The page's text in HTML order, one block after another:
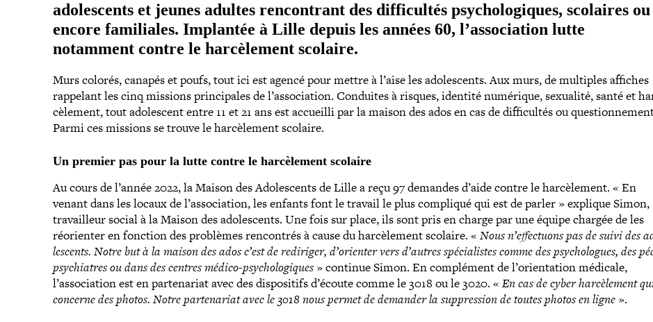
ado­les­cents et jeunes adultes ren­con­trant des dif­fi­cul­tés psy­cho­lo­giques, scolaires ou
encore fami­liales. Implantée à Lille depuis les années 60, l’association lutte
notamment contre le har­cè­le­ment scolaire.
Murs colorés, canapés et poufs, tout ici est agencé pour mettre à l’aise les ado­les­cents. Aux murs, de multiples affiches
rappelant les cinq missions prin­ci­pales de l’association. Conduites à risques, identité numérique, sexualité, santé et
cè­le­ment, tout ado­les­cent entre 11 et 21 ans est accueilli par la maison des ados en cas de dif­fi­cul­tés ou
Parmi ces missions se trouve le har­cè­le­ment scolaire.
Un premier pas pour la lutte contre le har­cè­le­ment scolaire
Au cours de l’année 2022, la Maison des Adolescents de Lille a reçu 97 demandes d’aide contre le har­cè­le­ment. « En
venant dans les locaux de l’association, les enfants font le travail le plus compliqué qui est de parler » explique Simon,
tra­vailleur social à la Maison des ado­les­cents. Une fois sur place, ils sont pris en charge par une équipe chargée de les
réorien­ter en fonction des problèmes ren­con­trés à cause du har­cè­le­ment scolaire. « Nous n’effectuons pas de suivi des
les­cents. Notre but à la maison des ados c’est de rediriger, d’orienter vers d’autres spé­cia­listes comme des psy­cho­logues, des
psy­chiatres ou dans des centres médico-​psychologiques » continue Simon. En com­plé­ment de l’orientation médicale,
l’association est en par­te­na­riat avec des dis­po­si­tifs d’écoute comme le 3018 ou le 3020. « En cas de cyber har­cè­le­ment
concerne des photos. Notre par­te­na­riat avec le 3018 nous permet de demander la sup­pres­sion de toutes photos en ligne ».